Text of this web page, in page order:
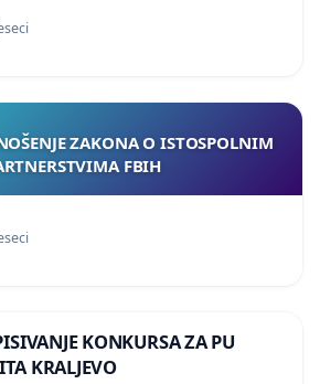
ZAKONA O ISTOSPOLNIM
FBIH
KONKURSA ZA PU
KRALJEVO